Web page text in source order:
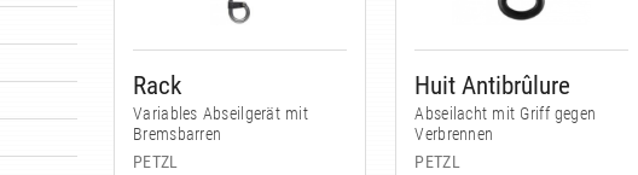
Rack
Variables Abseilgerät mit
Bremsbarren
PETZL
Huit Antibrûlure
Abseilacht mit Griff gegen
Verbrennen
PETZL